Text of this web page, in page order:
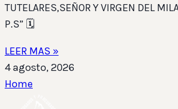
TUTELARES,SEÑOR Y VIRGEN DEL
P.S” 🗓️
LEER MAS »
4 agosto, 2026
Home